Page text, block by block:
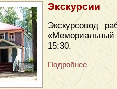
Экскурсии
Экскурсовод
«Мемориальный
15:30.
Подробнее